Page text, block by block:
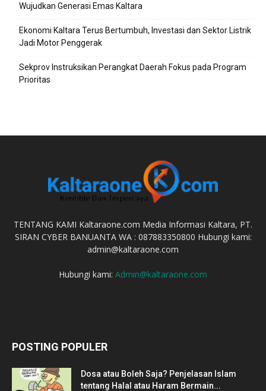
Wujudkan Generasi Emas Kaltara
Ekonomi Kaltara Terus Bertumbuh, Investasi dan Sektor Listrik
Jadi Motor Penggerak
Sekprov Instruksikan Perangkat Daerah Fokus pada Program
Prioritas
TENTANG KAMI Kaltaraone.com Media Informasi Kaltara, PT.
SIRAN CYBER BANUANTA WA : 087883350800 Hubungi kami:
admin@kaltaraone.com
Hubungi kami: Admin@kaltaraone.com
POSTING POPULER
Dosa atau Boleh Saja? Penjelasan Islam
tentang Halal atau Haram Bermain...